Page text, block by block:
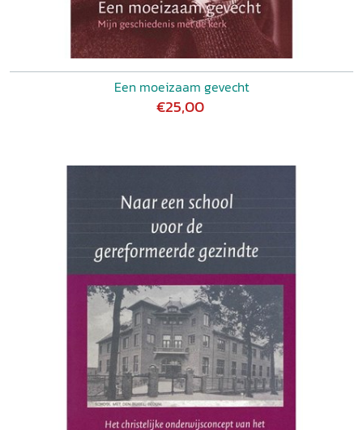
Een moeizaam gevecht
€25,00